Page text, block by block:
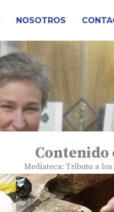
NOSOTROS
Contenido
Mediateca: Tributu a